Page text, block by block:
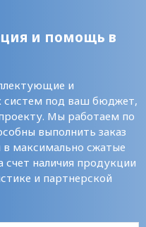
и помощь в
и
систем под ваш бюджет,
Мы работаем по
выполнить заказ
максимально сжатые
наличия продукции
и партнерской